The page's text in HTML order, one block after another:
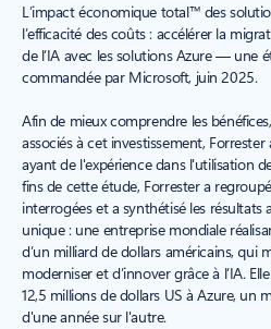
L’impact économique total™ des
l’efficacité des coûts : accélérer la
de l’IA avec les solutions Azure — une
commandée par Microsoft, juin 2025.
Afin de mieux comprendre les
associés à cet investissement,
ayant de l'expérience dans l'utilisation
fins de cette étude, Forrester a
interrogées et a synthétisé les résultats
unique : une entreprise mondiale
d’un milliard de dollars américains, qui
moderniser et d’innover grâce à l’IA.
12,5 millions de dollars US à Azure, un
d'une année sur l'autre.